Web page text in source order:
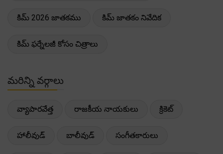
కిమ్ 2026 జాతకము కిమ్ జాతకం నివేదిక
కిమ్ ఫర్నేలజీ కోసం చిత్రాలు
మరిన్ని వర్గాలు
వ్యాపారవేత్త రాజకీయ నాయకులు క్రికెట్
హాలీవుడ్ బాలీవుడ్ సంగీతకారులు